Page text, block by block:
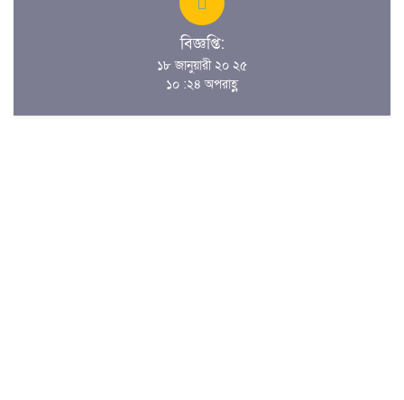
বিজ্ঞপ্তি:
১৮ জানুয়ারী ২০ ২৫
১০ :২৪ অপরাহ্ণ